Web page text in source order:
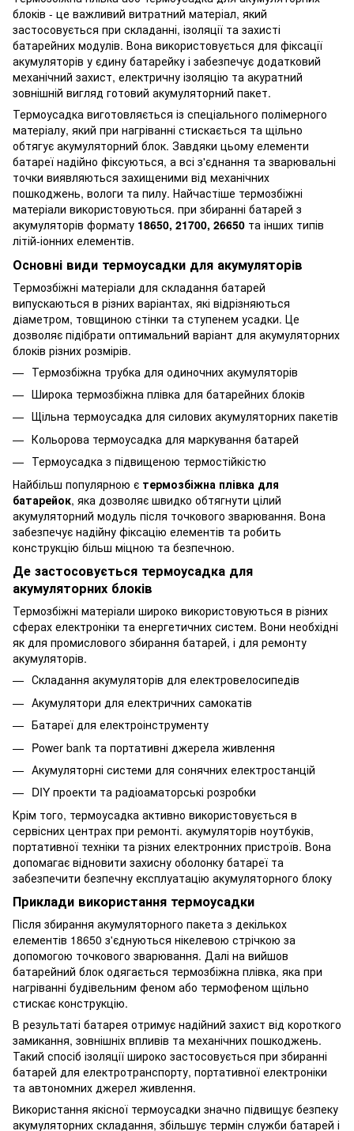
блоків - це важливий витратний матеріал, який
застосовується при складанні, ізоляції та захисті
батарейних модулів. Вона використовується для фіксації
акумуляторів у єдину батарейку і забезпечує додатковий
механічний захист, електричну ізоляцію та акуратний
зовнішній вигляд готовий акумуляторний пакет.
Термоусадка виготовляється із спеціального полімерного
матеріалу, який при нагріванні стискається та щільно
обтягує акумуляторний блок. Завдяки цьому елементи
батареї надійно фіксуються, а всі з'єднання та зварювальні
точки виявляються захищеними від механічних
пошкоджень, вологи та пилу. Найчастіше термозбіжні
матеріали використовуються. при збиранні батарей з
акумуляторів формату 18650, 21700, 26650 та інших типів
літій-іонних елементів.
Основні види термоусадки для акумуляторів
Термозбіжні матеріали для складання батарей
випускаються в різних варіантах, які відрізняються
діаметром, товщиною стінки та ступенем усадки. Це
дозволяє підібрати оптимальний варіант для акумуляторних
блоків різних розмірів.
Термозбіжна трубка для одиночних акумуляторів
Широка термозбіжна плівка для батарейних блоків
Щільна термоусадка для силових акумуляторних пакетів
Кольорова термоусадка для маркування батарей
Термоусадка з підвищеною термостійкістю
Найбільш популярною є термозбіжна плівка для
батарейок, яка дозволяє швидко обтягнути цілий
акумуляторний модуль після точкового зварювання. Вона
забезпечує надійну фіксацію елементів та робить
конструкцію більш міцною та безпечною.
Де застосовується термоусадка для
акумуляторних блоків
Термозбіжні матеріали широко використовуються в різних
сферах електроніки та енергетичних систем. Вони необхідні
як для промислового збирання батарей, і для ремонту
акумуляторів.
Складання акумуляторів для електровелосипедів
Акумулятори для електричних самокатів
Батареї для електроінструменту
Power bank та портативні джерела живлення
Акумуляторні системи для сонячних електростанцій
DIY проекти та радіоаматорські розробки
Крім того, термоусадка активно використовується в
сервісних центрах при ремонті. акумуляторів ноутбуків,
портативної техніки та різних електронних пристроїв. Вона
допомагає відновити захисну оболонку батареї та
забезпечити безпечну експлуатацію акумуляторного блоку
Приклади використання термоусадки
Після збирання акумуляторного пакета з декількох
елементів 18650 з'єднуються нікелевою стрічкою за
допомогою точкового зварювання. Далі на вийшов
батарейний блок одягається термозбіжна плівка, яка при
нагріванні будівельним феном або термофеном щільно
стискає конструкцію.
В результаті батарея отримує надійний захист від короткого
замикання, зовнішніх впливів та механічних пошкоджень.
Такий спосіб ізоляції широко застосовується при збиранні
батарей для електротранспорту, портативної електроніки
та автономних джерел живлення.
Використання якісної термоусадки значно підвищує безпеку
акумуляторних складання, збільшує термін служби батарей і